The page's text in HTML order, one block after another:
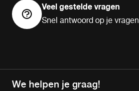
Veel gestelde vragen
Snel antwoord op je vragen
We helpen je graag!